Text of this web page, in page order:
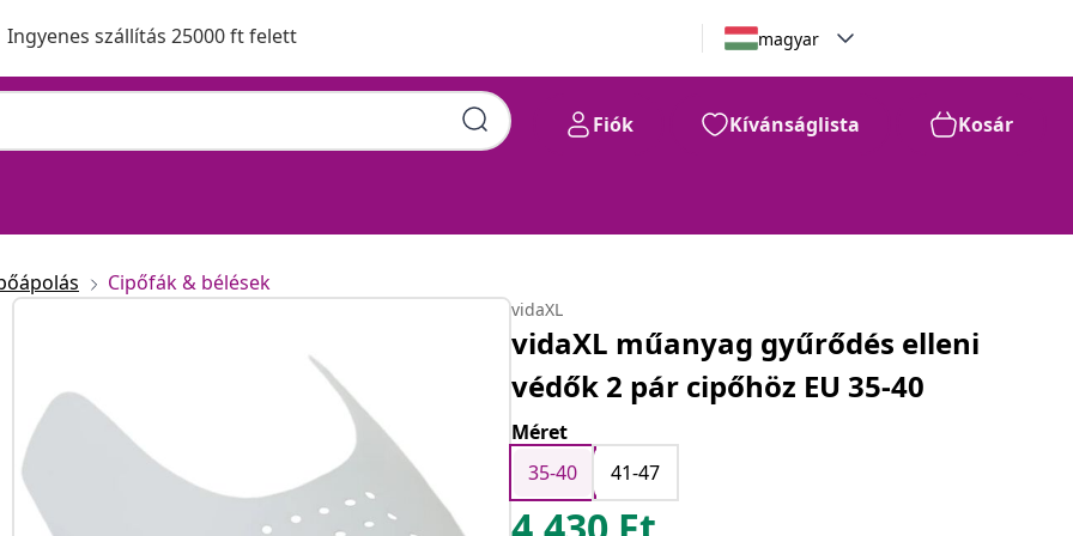
Ingyenes szállítás 25000 ft felett magyar
Fiók Kívánságlista Kosár
Cipőfák & bélések
vidaXL
vidaXL műanyag gyűrődés elleni
védők 2 pár cipőhöz EU 35-40
Méret
35-40
41-47